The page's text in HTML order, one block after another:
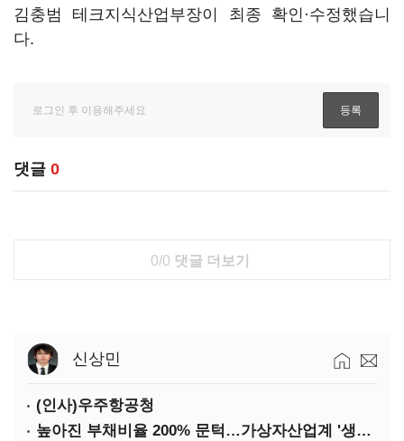
김충범 테크지식산업부장이 최종 확인·수정했습니
다.
댓글 0
0/0 댓글 더보기
신상민
(인사)우주항공청
높아진 부채비율 200% 문턱…가상자산업계 '생존 시험대'